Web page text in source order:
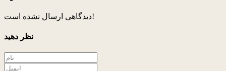
دیدگاهی ارسال نشده است!
نظر دهید